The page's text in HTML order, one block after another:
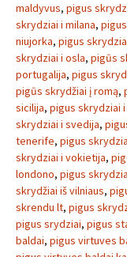
maldyvus, pigus
skrydziai i milana,
niujorka, pigus
skrydziai i osla, pigūs
portugalija, pigus
pigūs skrydžiai į romą,
sicilija, pigus skrydziai
skrydziai i svedija,
tenerife, pigus
skrydziai i vokietija,
londono, pigus
skrydžiai iš vilniaus,
skrendu lt, pigus
pigus srydziai, pigus
baldai, pigus virtuves